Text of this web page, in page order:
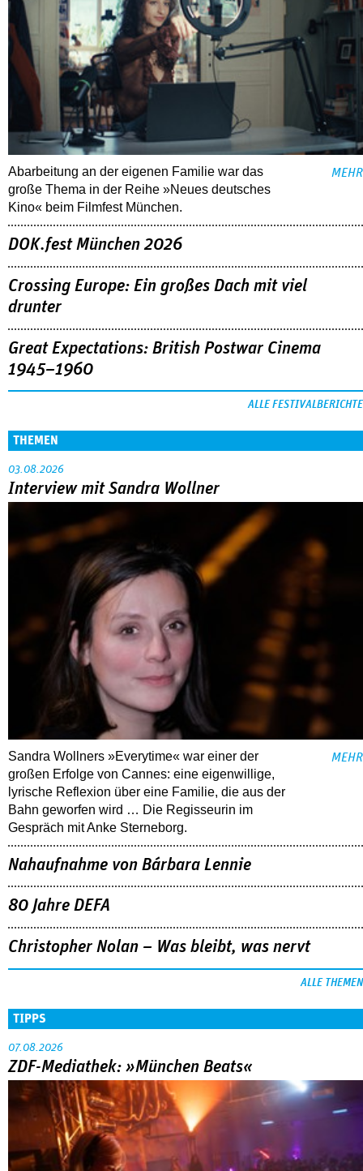
Abarbeitung an der eigenen Familie war das
große Thema in der Reihe »Neues deutsches
Kino« beim Filmfest München.
MEHR
DOK.fest München 2026
Crossing Europe: Ein großes Dach mit viel
drunter
Great Expectations: British Postwar Cinema
1945–1960
ALLE FESTIVALBERICHTE
THEMEN
03.08.2026
Interview mit Sandra Wollner
Sandra Wollners »Everytime« war einer der
großen Erfolge von Cannes: eine eigenwillige,
lyrische Reflexion über eine ­Familie, die aus der
Bahn geworfen wird … Die Regisseurin im
Gespräch mit Anke Sterneborg.
MEHR
Nahaufnahme von Bárbara Lennie
80 Jahre DEFA
Christopher Nolan – Was bleibt, was nervt
ALLE THEMEN
TIPPS
07.08.2026
ZDF-Mediathek: »München Beats«